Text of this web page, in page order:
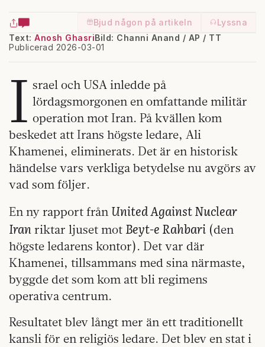
Bjud någon på artikeln
Lyssna
Text: Anosh Ghasri
Publicerad 2026-03-01
Bild: Channi Anand / AP / TT
I srael och USA inledde på
lördagsmorgonen en omfattande militär
operation mot Iran. På kvällen kom
beskedet att Irans högste ledare, Ali
Khamenei, eliminerats. Det är en historisk
händelse vars verkliga betydelse nu avgörs av
vad som följer.
En ny rapport från United Against Nuclear
Iran riktar ljuset mot Beyt-e Rahbari (den
högste ledarens kontor). Det var där
Khamenei, tillsammans med sina närmaste,
byggde det som kom att bli regimens
operativa centrum.
Resultatet blev långt mer än ett traditionellt
kansli för en religiös ledare. Det blev en stat i